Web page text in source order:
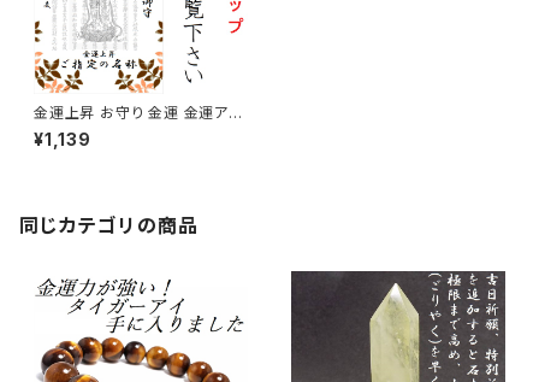
金運上昇 お守り 金運 金運アッ
プ
¥1,139
同じカテゴリの商品